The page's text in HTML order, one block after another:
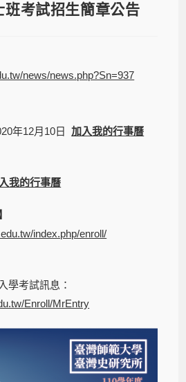
班考試招生簡章公告
news/news.php?Sn=937
年12月10日加入我的行事曆
我的行事曆
index.php/enroll/
學考試訊息：
Enroll/MrEntry